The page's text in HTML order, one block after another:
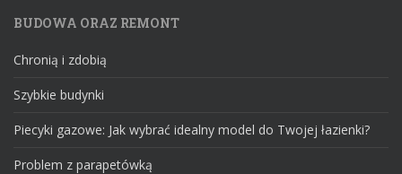
BUDOWA ORAZ REMONT
Chronią i zdobią
Szybkie budynki
Piecyki gazowe: Jak wybrać idealny model do Twojej łazienki?
Problem z parapetówką